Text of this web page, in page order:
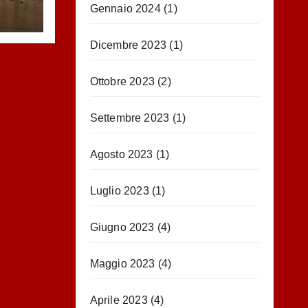
Gennaio 2024(1)
Dicembre 2023 (1)
Ottobre 2023(2)
Settembre 2023 (1)
Agosto 2023 (1)
Luglio 2023(1)
Giugno 2023 (4)
Maggio 2023 (4)
Aprile 2023(4)